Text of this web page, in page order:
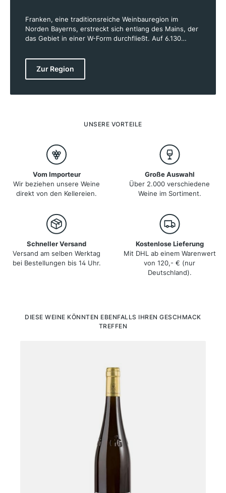
Franken, eine traditionsreiche Weinbauregion im
Norden Bayerns, erstreckt sich entlang des Mains, der
das Gebiet in einer W-Form durchfließt. Auf 6.130
Schweinfurt wachsen überwiegend an südlich
ausgerichteten Hängen fränkische Spitzenweine. Das
Franken ist vor allem für seine Silvaner bekannt, aber
Bocksbeuteln abgefüllt, die für die Region
Zur Region
UNSERE VORTEILE
Vom Importeur
Wir beziehen unsere Weine
direkt von den Kellereien.
Große Auswahl
Über 2.000 verschiedene
Weine im Sortiment.
Schneller Versand
Versand am selben Werktag
bei Bestellungen bis 14 Uhr.
Kostenlose Lieferung
Mit DHL ab einem Warenwert
von 120,- € (nur
Deutschland).
Produktgalerie überspringen
DIESE WEINE KÖNNTEN EBENFALLS IHREN GESCHMACK
TREFFEN